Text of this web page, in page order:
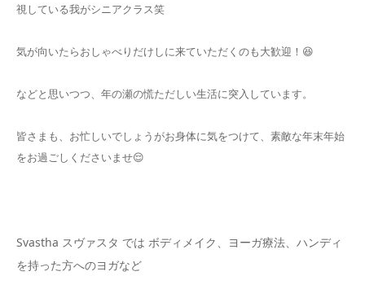
視している我がシニアクラス笑
気が向いたらおしゃべりだけしに来ていただくのも大歓迎！😆
などと思いつつ、年の瀬の慌ただしい生活に突入しています。
皆さまも、お忙しいでしょうがお身体に気をつけて、素敵な年末年始
をお過ごしくださいませ😌
Svastha スヴァスタ では ボディメイク、ヨーガ療法、ハンディ
を持った方へのヨガなど